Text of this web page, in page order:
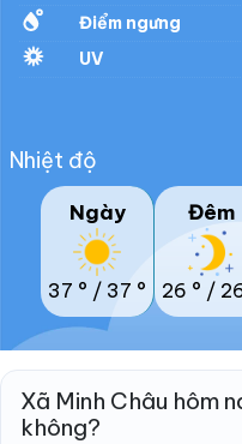
Điểm ngưng
UV
Nhiệt độ
Ngày
37 ° / 37 °
Đêm
26 ° /
Xã Minh Châu hôm
không?